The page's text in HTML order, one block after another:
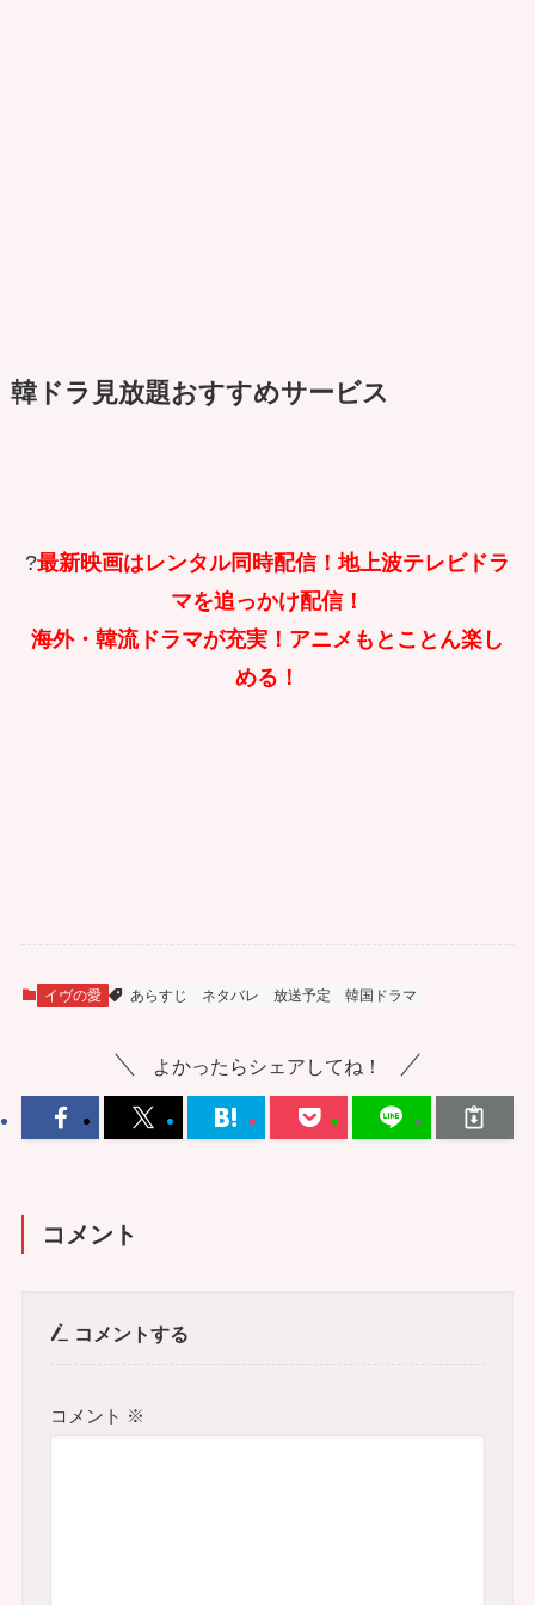
韓ドラ見放題おすすめサービス
?最新映画はレンタル同時配信！地上波テレビドラ
マを追っかけ配信！
海外・韓流ドラマが充実！アニメもとことん楽し
める！
イヴの愛 あらすじ ネタバレ 放送予定 韓国ドラマ
よかったらシェアしてね！
コメント
コメントする
コメント ※